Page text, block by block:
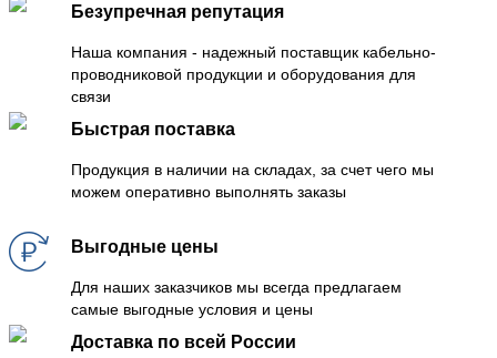
Безупречная репутация
Наша компания - надежный поставщик кабельно-
проводниковой продукции и оборудования для
связи
Быстрая поставка
Продукция в наличии на складах, за счет чего мы
можем оперативно выполнять заказы
Выгодные цены
Для наших заказчиков мы всегда предлагаем
самые выгодные условия и цены
Доставка по всей России